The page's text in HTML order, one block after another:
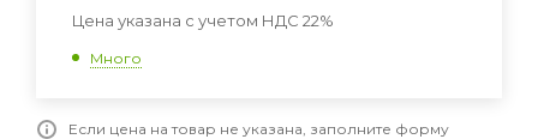
Цена указана с учетом НДС 22%
Много
Если цена на товар не указана, заполните форму